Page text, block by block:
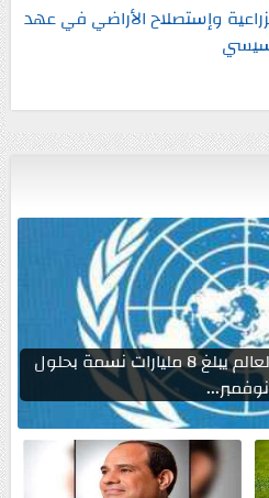
وإستصلاح الأراضي في عهد
الأمم المتحدة: عدد سكان العالم يبلغ 8 مليارات نسمة بحلول